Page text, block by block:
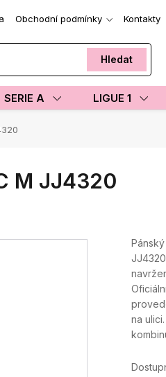
Obchodní podmínky Kontakty
Hledat
SERIE A LIGUE 1
M JJ4320
na